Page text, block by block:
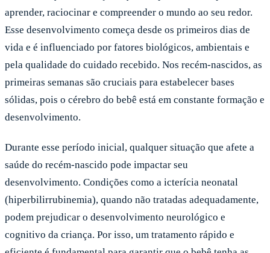
aprender, raciocinar e compreender o mundo ao seu redor.
Esse desenvolvimento começa desde os primeiros dias de
vida e é influenciado por fatores biológicos, ambientais e
pela qualidade do cuidado recebido. Nos recém-nascidos, as
primeiras semanas são cruciais para estabelecer bases
sólidas, pois o cérebro do bebê está em constante formação e
desenvolvimento.
Durante esse período inicial, qualquer situação que afete a
saúde do recém-nascido pode impactar seu
desenvolvimento. Condições como a icterícia neonatal
(hiperbilirrubinemia), quando não tratadas adequadamente,
podem prejudicar o desenvolvimento neurológico e
cognitivo da criança. Por isso, um tratamento rápido e